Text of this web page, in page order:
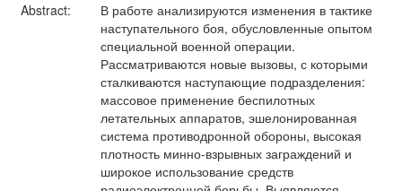
Abstract:
В работе анализируются изменения в тактике
наступательного боя, обусловленные опытом
специальной военной операции.
Рассматриваются новые вызовы, с которыми
сталкиваются наступающие подразделения:
массовое применение беспилотных
летательных аппаратов, эшелонированная
система противодронной обороны, высокая
плотность минно-взрывных заграждений и
широкое использование средств